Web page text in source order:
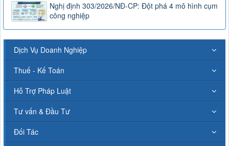
Nghị định 303/2026/NĐ-CP: Đột phá 4 mô hình cụm
công nghiệp
Dịch Vụ Doanh Nghiệp
Thuế - Kế Toán
Hỗ Trợ Pháp Luật
Tư vấn & Đầu Tư
Đối Tác